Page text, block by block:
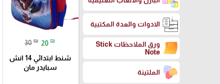
الادوات والعدة المكتبية
ورق الملاحظات Stick
Note
الملتينة
30 ₪ 20 ₪
شنط ابتدائي 14 انش
سبايدر مان